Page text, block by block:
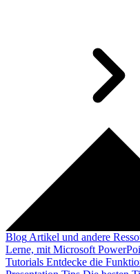
Blog Artikel und andere
Lerne, mit Microsoft
Tutorials Entdecke die